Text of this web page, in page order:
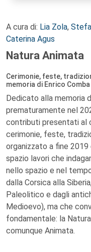
A cura di: Lia Zola,
Caterina Agus
Natura Animata
Cerimonie, feste,
memoria di Enrico Comba
Dedicato alla memoria
prematuramente nel
contributi presentati al
cerimonie, feste,
organizzato a fine
spazio lavori che
nello spazio e nel
dalla Corsica alla
Paleolitico e dagli
Medioevo), ma che
fondamentale: la
comunque Animata.